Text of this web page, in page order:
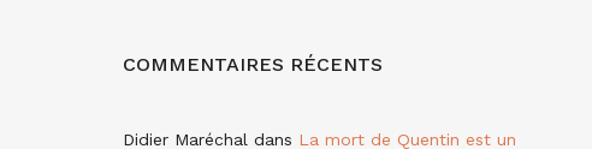
COMMENTAIRES RÉCENTS
Didier Maréchal dans La mort de Quentin est un